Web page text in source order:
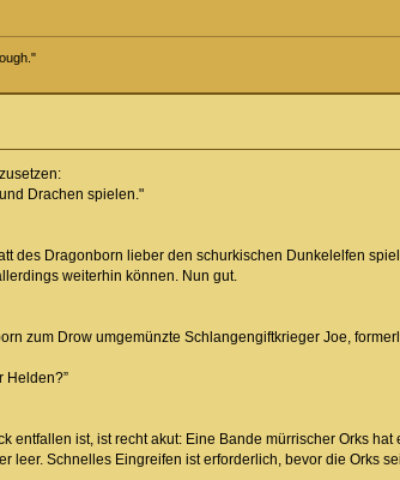
Drachen spielen."
des Dragonborn lieber den schurkischen Dunkelelfen
weiterhin können. Nun gut.
zum Drow umgemünzte Schlangengiftkrieger Joe,
Helden?”
entfallen ist, ist recht akut: Eine Bande mürrischer Orks
leer. Schnelles Eingreifen ist erforderlich, bevor die Orks